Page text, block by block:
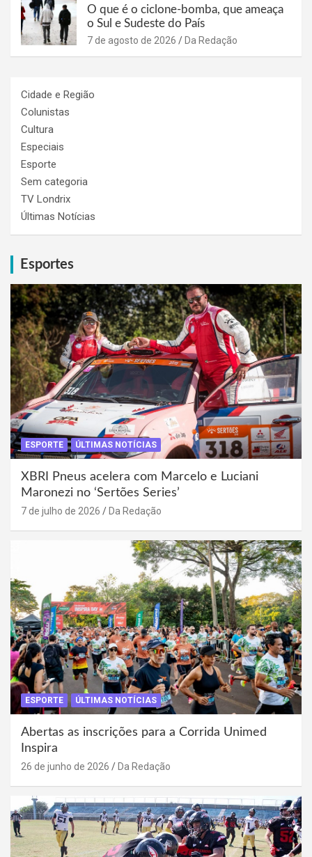
O que é o ciclone-bomba, que ameaça
o Sul e Sudeste do País
7 de agosto de 2026 Da Redação
Cidade e Região
Colunistas
Cultura
Especiais
Esporte
Sem categoria
TV Londrix
Últimas Notícias
Esportes
ESPORTE ÚLTIMAS NOTÍCIAS
XBRI Pneus acelera com Marcelo e Luciani
Maronezi no ‘Sertões Series’
7 de julho de 2026 Da Redação
ESPORTE ÚLTIMAS NOTÍCIAS
Abertas as inscrições para a Corrida Unimed
Inspira
26 de junho de 2026 Da Redação